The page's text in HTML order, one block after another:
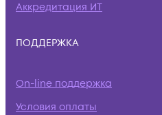
Аккредитация ИТ
ПОДДЕРЖКА
On-line поддержка
Условия оплаты